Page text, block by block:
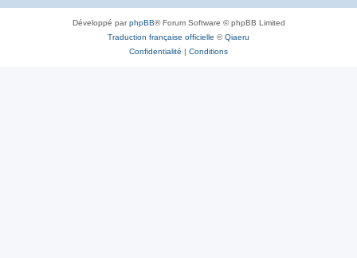
Développé parphpBB® Forum Software © phpBB Limited
Traduction française officielle ©Qiaeru
Confidentialité | Conditions